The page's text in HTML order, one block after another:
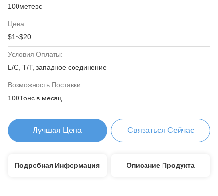
100метерс
Цена:
$1~$20
Условия Оплаты:
L/C, T/T, западное соединение
Возможность Поставки:
100Тонс в месяц
Лучшая Цена Связаться Сейчас
Подробная Информация Описание Продукта